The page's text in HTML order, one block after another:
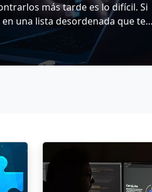
más tarde es lo difícil. Si
una lista desordenada que te
de mantenerte
simple herramienta de
de marcadores que te ayuda a
a editar y organizar tus
como la búsqueda y el acceso